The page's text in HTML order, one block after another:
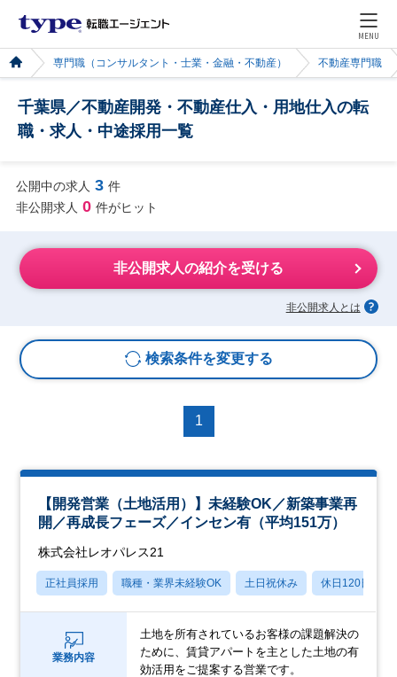
MENU
専門職（コンサルタント・士業・金融・不動産） 不動産専門職
千葉県／不動産開発・不動産仕入・用地仕入の転
職・求人・中途採用一覧
公開中の求人 3 件
非公開求人 0 件がヒット
非公開求人の紹介を受ける
非公開求人とは
検索条件を変更する
1
【開発営業（土地活用）】未経験OK／新築事業再
開／再成長フェーズ／インセン有（平均151万）
株式会社レオパレス21
正社員採用 職種・業界未経験OK 土日祝休み 休日120日以上
業務内容
土地を所有されているお客様の課題解決の
ために、賃貸アパートを主とした土地の有
効活用をご提案する営業です。